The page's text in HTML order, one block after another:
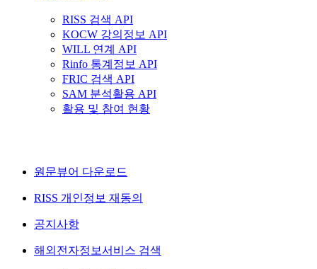
RISS 검색 API
KOCW 강의정보 API
WILL 연계 API
Rinfo 통계정보 API
FRIC 검색 API
SAM 분석활용 API
활용 및 참여 현황
원문뷰어 다운로드
RISS 개인정보 재동의
공지사항
해외전자정보서비스 검색